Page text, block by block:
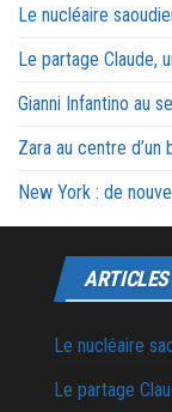
Le nucléaire
Le partage Claude,
Gianni Infantino au
Zara au centre d’un
New York : de
Le nucléaire
Le partage